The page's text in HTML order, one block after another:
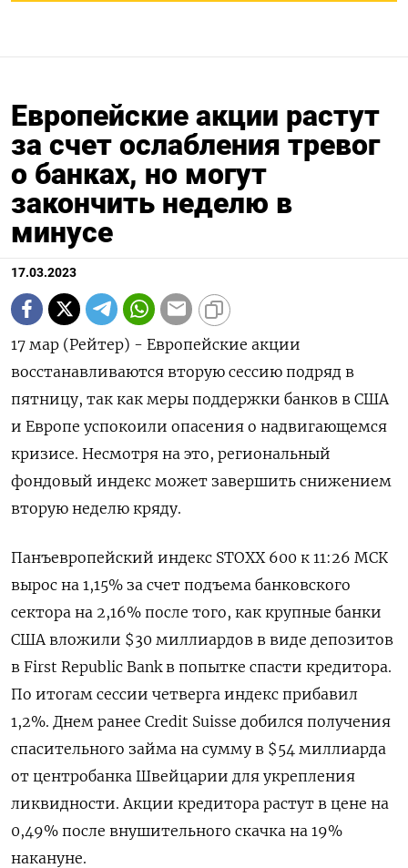
Европейские акции растут
за счет ослабления тревог
о банках, но могут
закончить неделю в
минусе
17.03.2023
17 мар (Рейтер) - Европейские акции
восстанавливаются вторую сессию подряд в
пятницу, так как меры поддержки банков в США
и Европе успокоили опасения о надвигающемся
кризисе. Несмотря на это, региональный
фондовый индекс может завершить снижением
вторую неделю кряду.
Панъевропейский индекс STOXX 600 к 11:26 МСК
вырос на 1,15% за счет подъема банковского
сектора на 2,16% после того, как крупные банки
США вложили $30 миллиардов в виде депозитов
в First Republic Bank в попытке спасти кредитора.
По итогам сессии четверга индекс прибавил
1,2%. Днем ранее Credit Suisse добился получения
спасительного займа на сумму в $54 миллиарда
от центробанка Швейцарии для укрепления
ликвидности. Акции кредитора растут в цене на
0,49% после внушительного скачка на 19%
накануне.